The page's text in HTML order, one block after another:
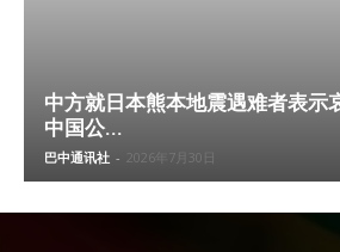
中方就日本熊本地震遇难者表示
中国公...
巴中通讯社 - 2026年7月30日